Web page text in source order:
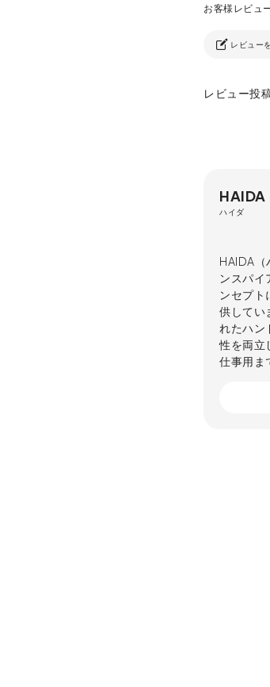
レビュー
レビュー投
HAIDA
ハイダ
HAIDA（
ンスパイ
ンセプト
供してい
れたハン
性を両立
仕事用ま